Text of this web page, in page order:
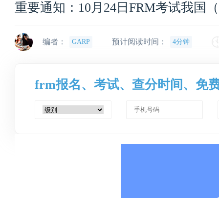
重要通知：10月24日FRM考试我国
编者： GARP 预计阅读时间： 4分钟
frm报名、考试、查分时间、免